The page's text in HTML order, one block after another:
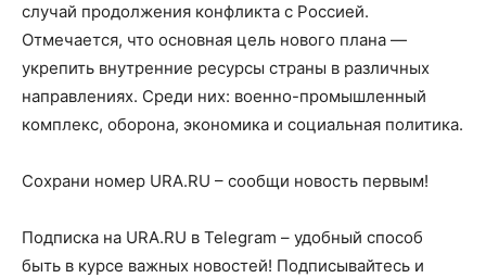
случай продолжения конфликта с Россией.
Отмечается, что основная цель нового плана —
укрепить внутренние ресурсы страны в различных
направлениях. Среди них: военно-промышленный
комплекс, оборона, экономика и социальная политика.
Сохрани номер URA.RU – сообщи новость первым!
Подписка на URA.RU в Telegram – удобный способ
быть в курсе важных новостей! Подписывайтесь и